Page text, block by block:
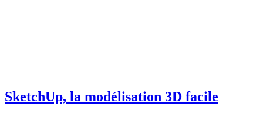
SketchUp, la modélisation 3D facile